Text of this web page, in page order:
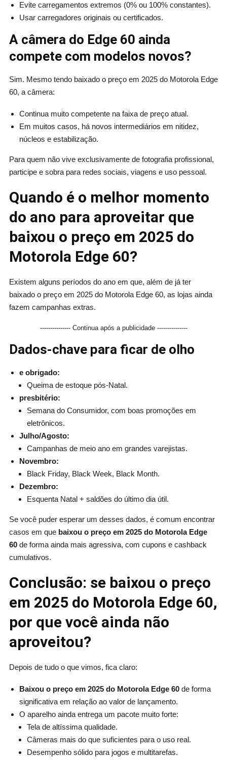
Evite carregamentos extremos (0% ou 100% constantes).
Usar carregadores originais ou certificados.
A câmera do Edge 60 ainda
compete com modelos novos?
Sim. Mesmo tendo baixado o preço em 2025 do Motorola Edge
60, a câmera:
Continua muito competente na faixa de preço atual.
Em muitos casos, há novos intermediários em nitidez,
núcleos e estabilização.
Para quem não vive exclusivamente de fotografia profissional,
participe e sobra para redes sociais, viagens e uso pessoal.
Quando é o melhor momento
do ano para aproveitar que
baixou o preço em 2025 do
Motorola Edge 60?
Existem alguns períodos do ano em que, além de já ter
baixado o preço em 2025 do Motorola Edge 60, as lojas ainda
fazem campanhas extras.
--------------- Continua após a publicidade ---------------
Dados-chave para ficar de olho
e obrigado:
Queima de estoque pós-Natal.
presbitério:
Semana do Consumidor, com boas promoções em
eletrônicos.
Julho/Agosto:
Campanhas de meio ano em grandes varejistas.
Novembro:
Black Friday, Black Week, Black Month.
Dezembro:
Esquenta Natal + saldões do último dia útil.
Se você puder esperar um desses dados, é comum encontrar
casos em que baixou o preço em 2025 do Motorola Edge
60de forma ainda mais agressiva, com cupons e cashback
cumulativos.
Conclusão: se baixou o preço
em 2025 do Motorola Edge 60,
por que você ainda não
aproveitou?
Depois de tudo o que vimos, fica claro:
Baixou o preço em 2025 do Motorola Edge 60de forma
significativa em relação ao valor de lançamento.
O aparelho ainda entrega um pacote muito forte:
Tela de altíssima qualidade.
Câmeras mais do que suficientes para o uso real.
Desempenho sólido para jogos e multitarefas.